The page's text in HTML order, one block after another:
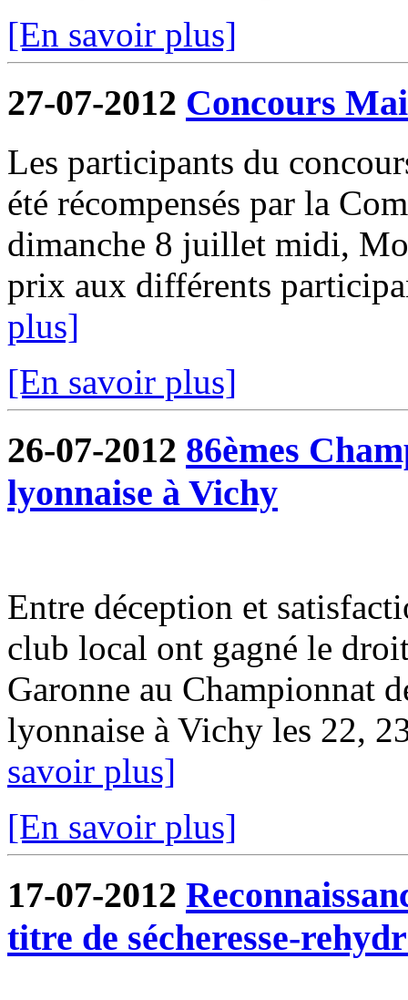
[En savoir plus]
27-07-2012 Concours
Les participants du
été récompensés par la
dimanche 8 juillet midi,
prix aux différents
plus]
[En savoir plus]
26-07-2012 86èmes
lyonnaise à Vichy
Entre déception et
club local ont gagné le
Garonne au Championnat
lyonnaise à Vichy les 22,
savoir plus]
[En savoir plus]
17-07-2012
titre de sécheresse-